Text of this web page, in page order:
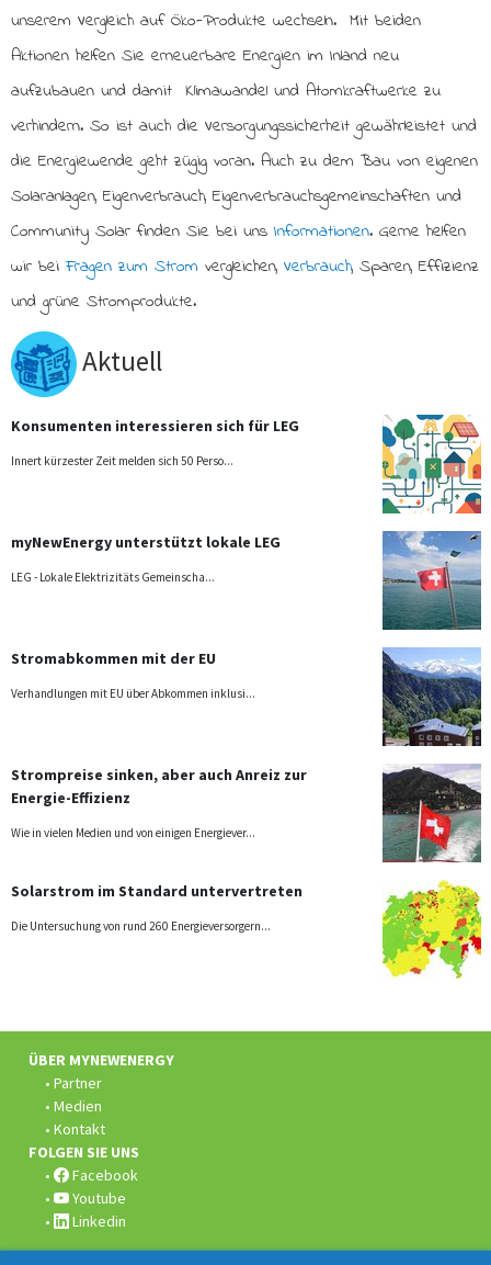
unserem Vergleich auf Öko-Produkte wechseln. Mit beiden
Aktionen helfen Sie erneuerbare Energien im Inland neu
aufzubauen und damit Klimawandel und Atomkraftwerke zu
verhindern. So ist auch die Versorgungssicherheit gewährleistet und
die Energiewende geht zügig voran. Auch zu dem Bau von eigenen
Solaranlagen, Eigenverbrauch, Eigenverbrauchsgemeinschaften und
Community Solar finden Sie bei uns Informationen. Gerne helfen
wir beiFragen zum Strom vergleichen, Verbrauch, Sparen, Effizienz
und grüne Stromprodukte.
Aktuell
Konsumenten interessieren sich für LEG
Innert kürzester Zeit melden sich 50 Perso...
myNewEnergy unterstützt lokale LEG
LEG - Lokale Elektrizitäts Gemeinscha...
Stromabkommen mit der EU
Verhandlungen mit EU über Abkommen inklusi...
Strompreise sinken, aber auch Anreiz zur
Energie-Effizienz
Wie in vielen Medien und von einigen Energiever...
Solarstrom im Standard untervertreten
Die Untersuchung von rund 260 Energieversorgern...
ÜBER MYNEWENERGY
Partner
Medien
Kontakt
FOLGEN SIE UNS
Facebook
Youtube
Linkedin